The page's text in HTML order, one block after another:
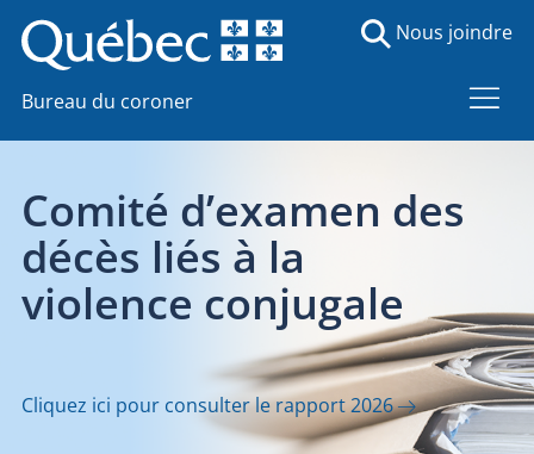
Bureau du coroner
Nous joindre
des
Transporteurs
le Bureau du
Consultez les outils et documents